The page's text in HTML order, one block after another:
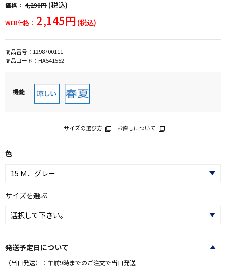
価格： 4,290円 (税込)
WEB価格： 2,145円 (税込)
商品番号： 1298700111
商品コード： HA541552
機能
サイズの選び方 お直しについて
色
サイズを選ぶ
発送予定日について
（当日発送）：午前9時までのご注文で当日発送